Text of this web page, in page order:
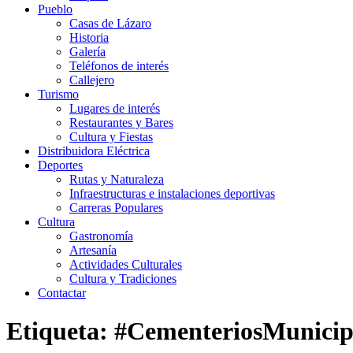
Pueblo
Casas de Lázaro
Historia
Galería
Teléfonos de interés
Callejero
Turismo
Lugares de interés
Restaurantes y Bares
Cultura y Fiestas
Distribuidora Eléctrica
Deportes
Rutas y Naturaleza
Infraestructuras e instalaciones deportivas
Carreras Populares
Cultura
Gastronomía
Artesanía
Actividades Culturales
Cultura y Tradiciones
Contactar
Etiqueta: